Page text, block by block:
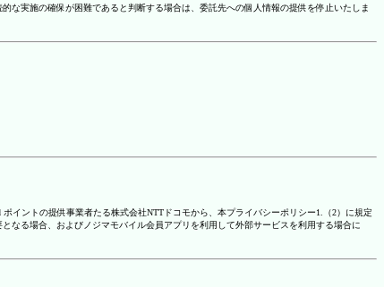
な実施の確保が困難であると判断する場合は、委託先への個人情報の提供を停止いたしま
イントの提供事業者たる株式会社NTTドコモから、本プライバシーポリシー1.（2）に規定
なる場合、およびノジマモバイル会員アプリを利用して外部サービスを利用する場合に